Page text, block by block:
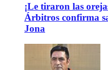
¡Le tiraron las
Árbitros confirma
Jona